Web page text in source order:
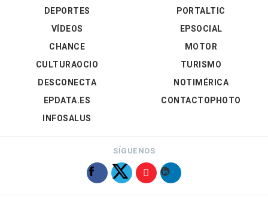
DEPORTES
VÍDEOS
PORTALTIC
EPSOCIAL
CHANCE
CULTURAOCIO
DESCONECTA
EPDATA.ES
INFOSALUS
MOTOR
TURISMO
NOTIMÉRICA
CONTACTOPHOTO
SÍGUENOS